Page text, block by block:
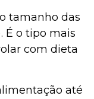
tamanho das
É o tipo mais
com dieta
até